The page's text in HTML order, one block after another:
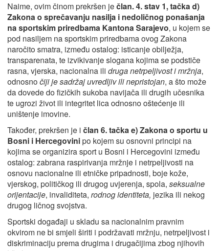
Naime, ovim činom prekršen ječlan. 4. stav 1, tačka d)
Zakona o sprečavanju nasilja i nedoličnog ponašanja
na sportskim priredbama Kantona Sarajevo, u kojem se
pod nasiljem na sportskim priredbama ovog Zakona
naročito smatra, između ostalog: isticanje obilježja,
transparenata, te izvikivanje slogana kojima se podstiče
rasna, vjerska, nacionalna ili druga netrpeljivost i mržnja,
odnosnočiji je sadržaj uvredljiv ili nepristojan, a što može
da dovede do fizičkih sukoba navijača ili drugih učesnika
te ugrozi život ili integritet lica odnosno oštećenje ili
uništenje imovine.
Također, prekršen je i član 6. tačka e) Zakona o sportu u
Bosni i Hercegovinipo kojem su osnovni principi na
kojima se organizira sport u Bosni i Hercegovini između
ostalog: zabrana raspirivanja mržnje i netrpeljivosti na
osnovu nacionalne ili etničke pripadnosti, boje kože,
vjerskog, političkog ili drugog uvjerenja, spola, seksualne
orijentacije, invaliditeta, rodnog identiteta, jezika ili nekog
drugog ličnog svojstva.
Sportski događaji u skladu sa nacionalnim pravnim
okvirom ne bi smjeli širiti i podržavati mržnju, netrpeljivost i
diskriminaciju prema drugima i drugačijima zbog njihovih